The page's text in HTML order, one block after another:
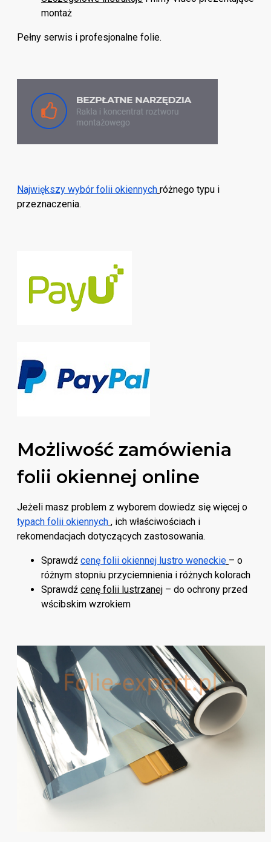
montaż
Pełny serwis i profesjonalne folie.
Największy wybór folii okiennych różnego typu i
przeznaczenia.
Możliwość zamówienia
folii okiennej online
Jeżeli masz problem z wyborem dowiedz się więcej o
typach folii okiennych , ich właściwościach i
rekomendacjach dotyczących zastosowania.
Sprawdź cenę folii okiennej lustro weneckie – o
różnym stopniu przyciemnienia i różnych kolorach
Sprawdź cenę folii lustrzanej – do ochrony przed
wścibskim wzrokiem